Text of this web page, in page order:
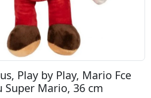
Play by Play, Mario Fce
Super Mario, 36 cm